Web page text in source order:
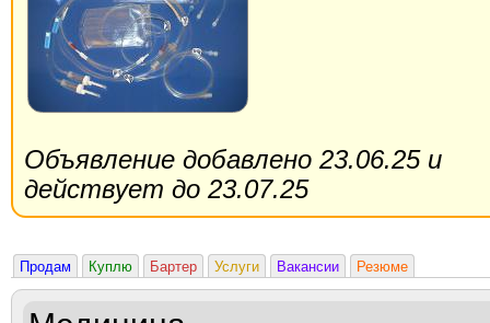
Объявление добавлено 23.06.25 и
действует до 23.07.25
Продам Куплю Бартер Услуги Вакансии Резюме